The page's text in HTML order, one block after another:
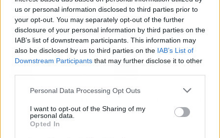
us or personal information disclosed to third parties prior to
your opt-out. You may separately opt-out of the further
disclosure of your personal information by third parties on the
IAB’s list of downstream participants. This information may
also be disclosed by us to third parties on the IAB’s List of
Downstream Participants that may further disclose it to other
Personal Data Processing Opt Outs
I want to opt-out of the Sharing of my
personal data.
Opted In
integralde su modelo de negocio le permitirán
consolidar su posición de liderazgo en el
mercado catalán.
Artículo anterior
públicos de los
'procés' como
amnistiables
Artículo siguiente
sobre los cambios en la
riesgo de invasión de